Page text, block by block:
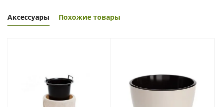
Аксессуары Похожие товары